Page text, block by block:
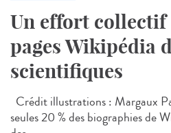
Un effort collectif
pages Wikipédia
scientifiques
Crédit illustrations : Margaux
seules 20 % des biographies de